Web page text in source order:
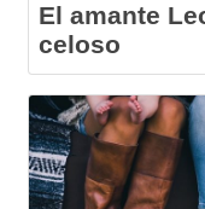
El amante
celoso